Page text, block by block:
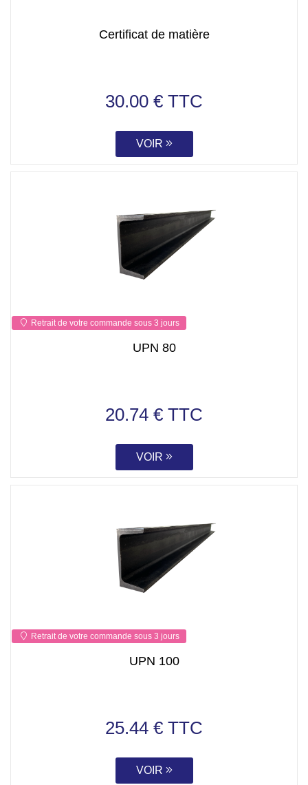
Certificat de matière
30.00 € TTC
VOIR
Retrait de votre commande sous 3 jours
UPN 80
20.74 € TTC
VOIR
Retrait de votre commande sous 3 jours
UPN 100
25.44 € TTC
VOIR